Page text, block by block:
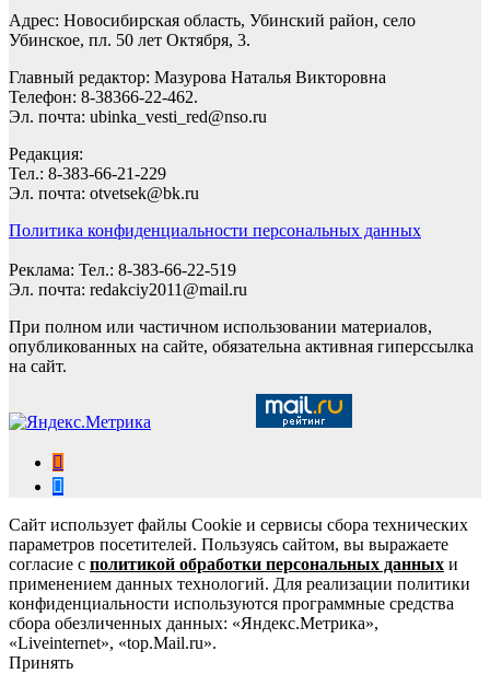
Адрес: Новосибирская область, Убинский район, село
Убинское, пл. 50 лет Октября, 3.
Главный редактор: Мазурова Наталья Викторовна
Телефон: 8-38366-22-462.
Эл. почта: ubinka_vesti_red@nso.ru
Редакция:
Тел.: 8-383-66-21-229
Эл. почта: otvetsek@bk.ru
Политика конфиденциальности персональных данных
Реклама: Тел.: 8-383-66-22-519
Эл. почта: redakciy2011@mail.ru
При полном или частичном использовании материалов,
опубликованных на сайте, обязательна активная гиперссылка
на сайт.
Сайт использует файлы Cookie и сервисы сбора технических
параметров посетителей. Пользуясь сайтом, вы выражаете
согласие с политикой обработки персональных данных и
применением данных технологий. Для реализации политики
конфиденциальности используются программные средства
сбора обезличенных данных: «Яндекс.Метрика»,
«Liveinternet», «top.Mail.ru».
Принять